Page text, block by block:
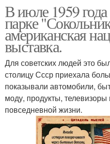
В июле 1959
парке
американская
выставка.
Для советских людей это
столицу Ссср приехала
показывали автомобили,
моду, продукты,
повседневной жизни.